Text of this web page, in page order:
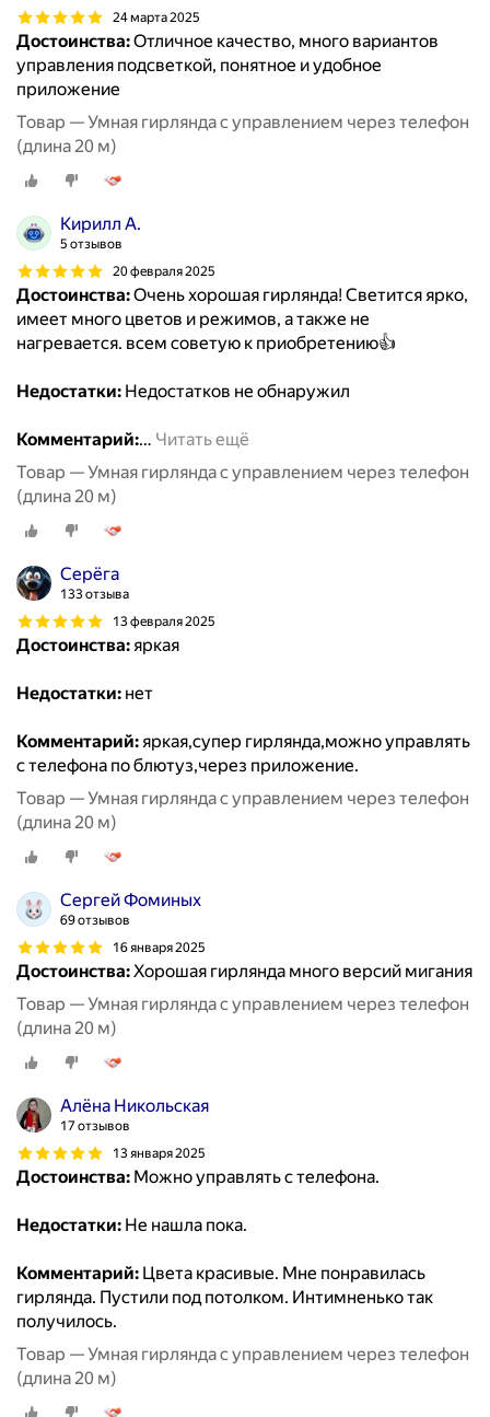
24 марта 2025
Достоинства:Отличное качество, много вариантов
управления подсветкой, понятное и удобное
приложение
Товар — Умная гирлянда с управлением через телефон
(длина 20 м)
Кирилл А.
5 отзывов
20 февраля 2025
Достоинства:Очень хорошая гирлянда! Светится ярко,
имеет много цветов и режимов, а также не
нагревается. всем советую к приобретению👍
Недостатки: Недостатков не обнаружил
Комментарий:… Читать ещё
Товар — Умная гирлянда с управлением через телефон
(длина 20 м)
Серёга
133 отзыва
13 февраля 2025
Достоинства:яркая
Недостатки: нет
Комментарий:яркая,супер гирлянда,можно управлять
с телефона по блютуз,через приложение.
Товар — Умная гирлянда с управлением через телефон
(длина 20 м)
Сергей Фоминых
69 отзывов
16 января 2025
Достоинства:Хорошая гирлянда много версий мигания
Товар — Умная гирлянда с управлением через телефон
(длина 20 м)
Алёна Никольская
17 отзывов
13 января 2025
Достоинства: Можно управлять с телефона.
Недостатки: Не нашла пока.
Комментарий: Цвета красивые. Мне понравилась
гирлянда. Пустили под потолком. Интимненько так
получилось.
Товар — Умная гирлянда с управлением через телефон
(длина 20 м)